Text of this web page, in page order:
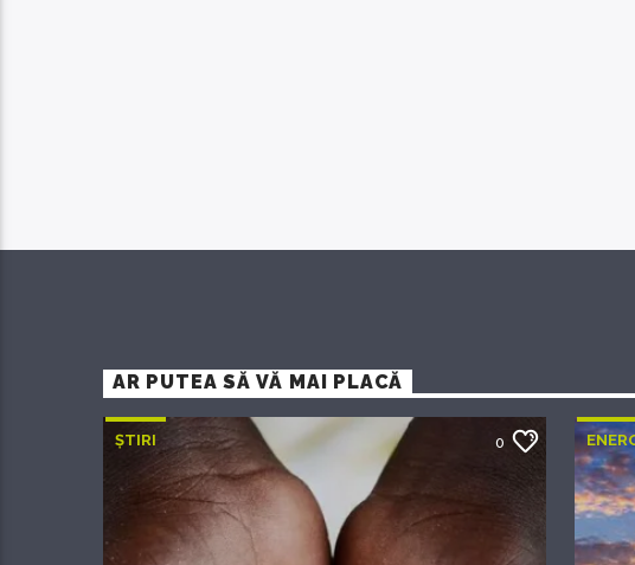
AR PUTEA SĂ VĂ MAI PLACĂ
ȘTIRI 0